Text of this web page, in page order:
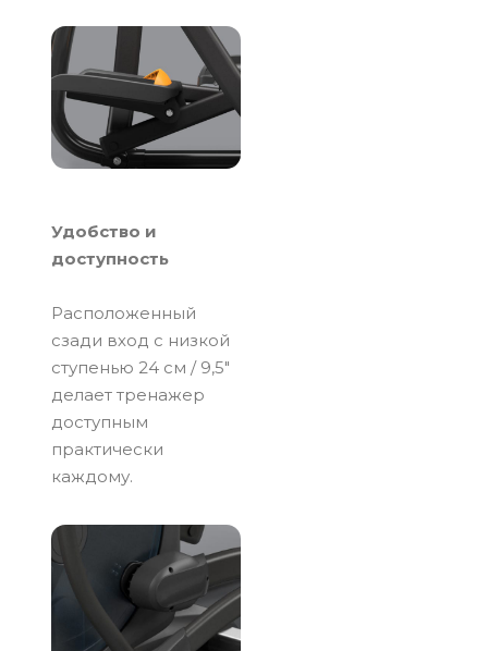
Удобство и
доступность
Расположенный
сзади вход с низкой
ступенью 24 см / 9,5"
делает тренажер
доступным
практически
каждому.